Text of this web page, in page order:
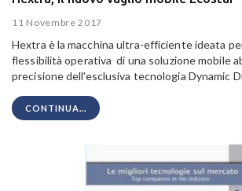
11 Novembre 2017
Hextra è la macchina ultra-efficiente ideata
flessibilità operativa di una soluzione mobile
precisione dell'esclusiva tecnologia Dynamic
CONTINUA...